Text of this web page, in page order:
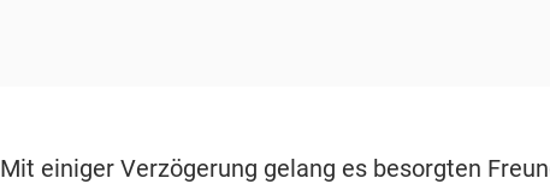
Mit einiger Verzögerung gelang es besorgten